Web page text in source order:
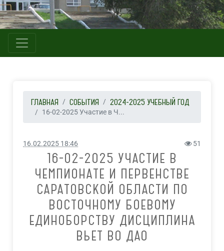
ГЛАВНАЯ СОБЫТИЯ 2024-2025 УЧЕБНЫЙ ГОД
16-02-2025 Участие в Ч...
16.02.2025 18:46 51
16-02-2025 УЧАСТИЕ В
ЧЕМПИОНАТЕ И ПЕРВЕНСТВЕ
САРАТОВСКОЙ ОБЛАСТИ ПО
ВОСТОЧНОМУ БОЕВОМУ
ЕДИНОБОРСТВУ ДИСЦИПЛИНА
ВЬЕТ ВО ДАО